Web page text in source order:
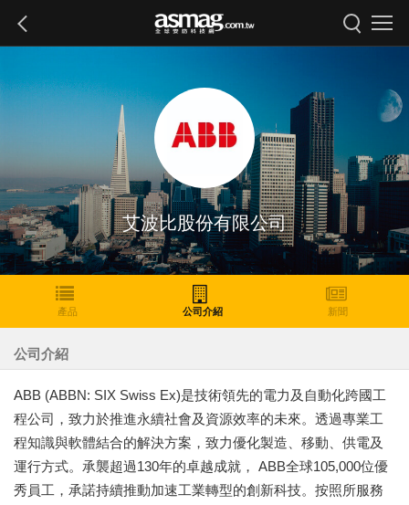
艾波比股份有限公司
產品 公司介紹 新聞
公司介紹
ABB (ABBN: SIX Swiss Ex)是技術領先的電力及自動化跨國工
程公司，致力於推進永續社會及資源效率的未來。透過專業工
程知識與軟體結合的解決方案，致力優化製造、移動、供電及
運行方式。承襲超過130年的卓越成就， ABB全球105,000位優
秀員工，承諾持續推動加速工業轉型的創新科技。按照所服務